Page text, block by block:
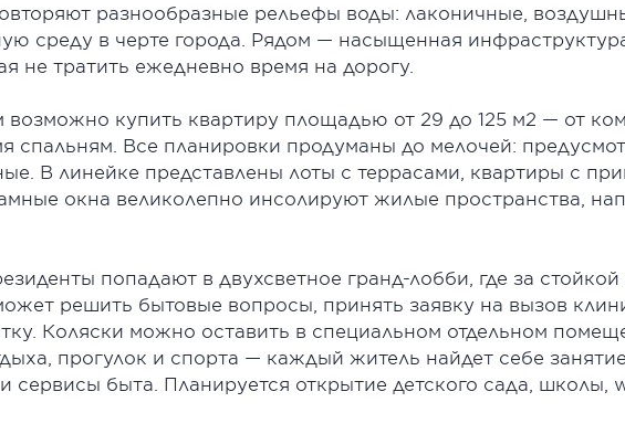
разнообразные рельефы воды: лаконичные,
среду в черте города. Рядом — насыщенная
не тратить ежедневно время на дорогу.
купить квартиру площадью от 29 до 125 м2 — от
спальням. Все планировки продуманы до мелочей:
В линейке представлены лоты с террасами, квартиры с
окна великолепно инсолируют жилые пространства,
попадают в двухсветное гранд-лобби, где за
решить бытовые вопросы, принять заявку на вызов
Коляски можно оставить в специальном отдельном
прогулок и спорта — каждый житель найдет себе
сервисы быта. Планируется открытие детского сада, школы,